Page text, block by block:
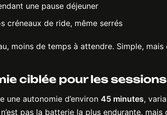
une pause déjeuner
créneaux de ride, même serrés
moins de temps à attendre. Simple, mais
ciblée pour les
une autonomie d’environ 45 minutes,
pas la batterie la plus endurante, mais